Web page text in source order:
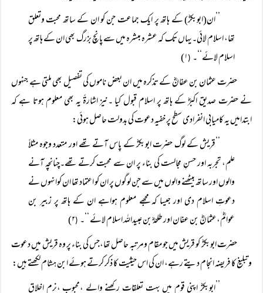
’’ان(ابوبکرؓ) کے ہاتھ پر ایک جماعت جن کو ان کے ساتھ محبت وتعلق
تھا، اسلام لائی۔یہاں تک کہ عشرہ مبشرہ میں سے پانچ بزرگ بھی ان کے ہاتھ پر
اسلام لائے‘‘۔ (۱)
حضرت عثمان بن عفانؓ کے تذکرہ میں ان بعض ناموں کی تفصیل بھی ملتی ہے جنہوں
نے حضرت صدیق اکبرؓ کے ہاتھ پر اسلام قبول کیا ۔نیز اشارۃً یہ بھی معلوم ہوتا ہے کہ
ابتدامیں یہ کامیابی انفرادی سطح پر خفیہ دعوت کی بدولت حاصل ہوئی:
’’قریش کے لوگ حضرت ابوبکرؓ کے پاس آتے تھے اور متعدد وجوہ مثلاً
علم، تجربہ اور حسنِ مجالست کی بناء پر ان سے محبت کرتے تھے۔چنانچہ آنے
والوں اور ساتھ بیٹھنے والوں میں سے جن لوگوں پر ان کو اعتماد تھا ان کوانہوں نے
دعوتِ اسلام دی اور جیسا کہ مجھے معلوم ہواہے ان کے ہاتھ پر زبیر بن
عوامؓ،عثمانؓ بن عفان اور طلحہؓ بن عبیداللہ اسلام لائے ‘‘۔ (۲)
حضرت ابوبکرؓ کو قریش میں جو مقام ومرتبہ حاصل تھا،جس کی بناء پر وہ قریش میں دعوت
وتبلیغ کا فریضہ انجام دیتے رہے، ان کی اس حیثیت کا ذکر کرتے ہوئے ابن ہشام لکھتے ہیں:
’’ابوبکرؓ اپنی قوم میں بہت تعلقات رکھنے والے ،محبوب ،نرم اخلاق